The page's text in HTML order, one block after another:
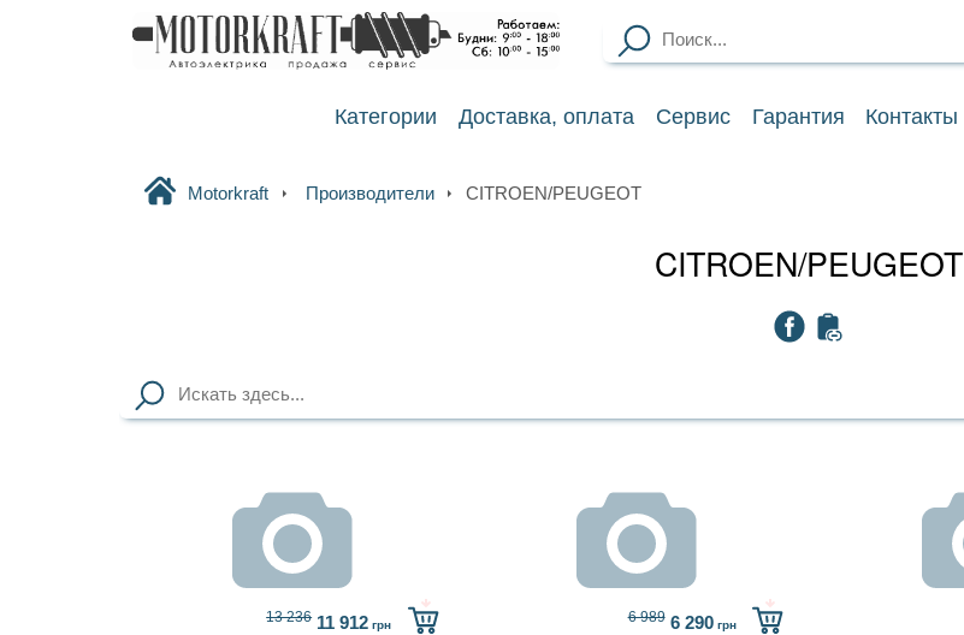
Категории Доставка, оплата Сервис Гарантия Контакты
Motorkraft Производители CITROEN/PEUGEOT
CITROEN/PEUGEOT
13 236 11 912 грн 6 989 6 290грн